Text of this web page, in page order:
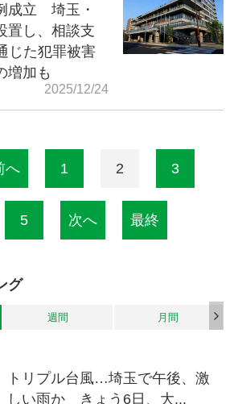
成立 埼玉・
し、相談支
た犯罪被害
増加も
2025/12/24
へ 1 2 3
5 次へ 最終
グ
週間 月間
トリプル台風…埼玉で午後、激
しい雨か きょう6日、大...